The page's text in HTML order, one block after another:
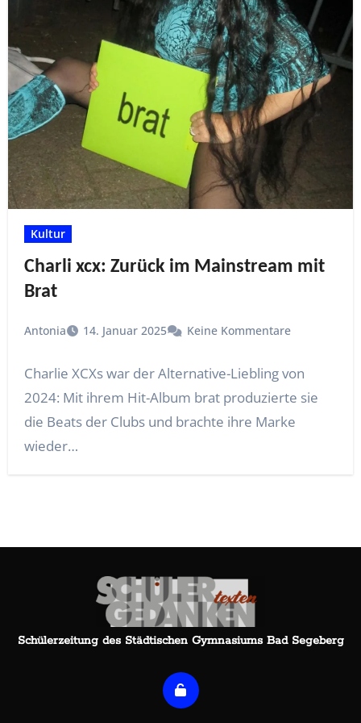
Kultur
Charli xcx: Zurück im Mainstream mit
Brat
Antonia 14. Januar 2025 Keine Kommentare
Charlie XCXs war der Alternative-Liebling von
2024: Mit ihrem Hit-Album brat produzierte sie
die Beats der Clubs und brachte ihre Marke
wieder…
Schülerzeitung des Städtischen Gymnasiums Bad Segeberg